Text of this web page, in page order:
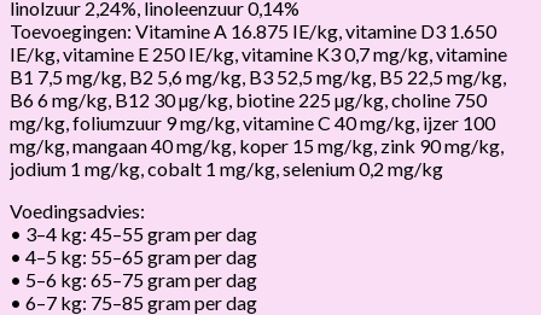
linolzuur 2,24%, linoleenzuur 0,14%
Toevoegingen: Vitamine A 16.875 IE/kg, vitamine D3 1.650
IE/kg, vitamine E 250 IE/kg, vitamine K3 0,7 mg/kg, vitamine
B1 7,5 mg/kg, B2 5,6 mg/kg, B3 52,5 mg/kg, B5 22,5 mg/kg,
B6 6 mg/kg, B12 30 µg/kg, biotine 225 µg/kg, choline 750
mg/kg, foliumzuur 9 mg/kg, vitamine C 40 mg/kg, ijzer 100
mg/kg, mangaan 40 mg/kg, koper 15 mg/kg, zink 90 mg/kg,
jodium 1 mg/kg, cobalt 1 mg/kg, selenium 0,2 mg/kg
Voedingsadvies:
• 3–4 kg: 45–55 gram per dag
• 4–5 kg: 55–65 gram per dag
• 5–6 kg: 65–75 gram per dag
• 6–7 kg: 75–85 gram per dag